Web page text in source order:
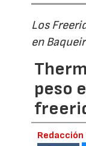
Los
en
peso